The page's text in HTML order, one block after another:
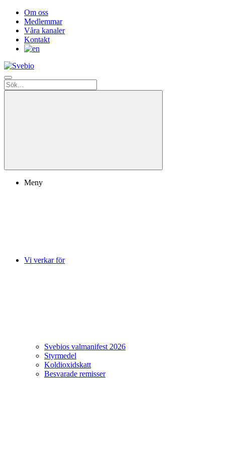
Om oss
Medlemmar
Våra kanaler
Kontakt
Meny
Vi verkar för
Svebios valmanifest 2026
Styrmedel
Koldioxidskatt
Besvarade remisser